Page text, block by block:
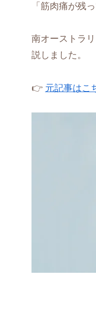
「筋肉痛が残
南オーストラ
説しました。
👉 元記事はこ